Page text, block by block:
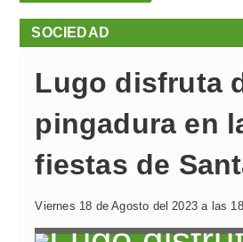
SOCIEDAD
Lugo disfruta
pingadura en
fiestas de
Viernes 18 de Agosto del 2023 a las